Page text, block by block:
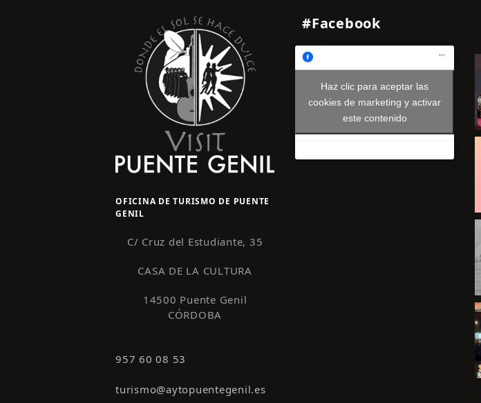
OFICINA DE TURISMO DE PUENTE
GENIL
C/ Cruz del Estudiante, 35
CASA DE LA CULTURA
14500 Puente Genil
CÓRDOBA
957 60 08 53
turismo@aytopuentegenil.es
#Facebook
Haz clic para aceptar las
cookies de marketing y activar
este contenido